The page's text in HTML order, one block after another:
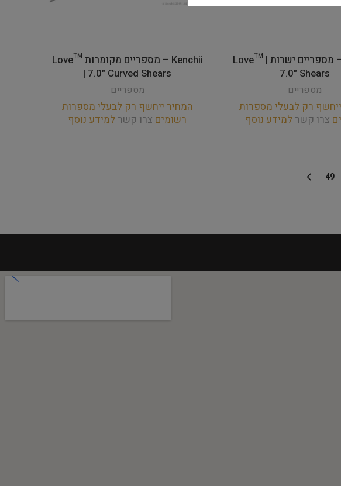
Kenchii – מספריים ישרות Love­™ |
7.0" Shears
מספריים
רק לבעלי מספרות
צרו קשר למידע נוסף
Kenchii – מספריים מקומרות Love­™
| 7.0" Curved Shears
מספריים
המחיר ייחשף רק לבעלי מספרות
רשומים צרו קשר למידע נוסף
49